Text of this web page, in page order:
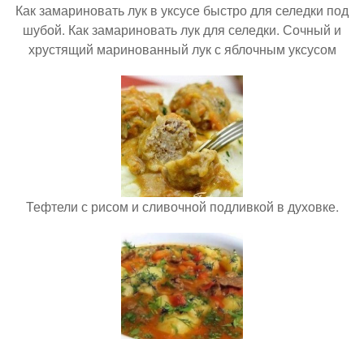
Как замариновать лук в уксусе быстро для селедки под
шубой. Как замариновать лук для селедки. Сочный и
хрустящий маринованный лук с яблочным уксусом
Тефтели с рисом и сливочной подливкой в духовке.